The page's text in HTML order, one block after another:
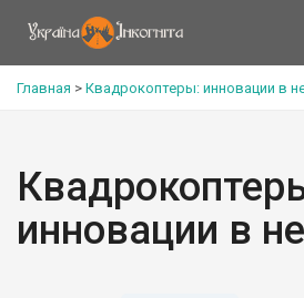
Главная > Квадрокоптеры: инновации в
инновации в